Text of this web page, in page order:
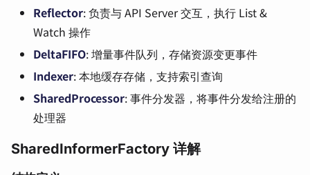
Reflector: 负责与 API Server 交互，执行 List &
Watch 操作
DeltaFIFO: 增量事件队列，存储资源变更事件
Indexer: 本地缓存存储，支持索引查询
SharedProcessor: 事件分发器，将事件分发给注册的
处理器
SharedInformerFactory 详解